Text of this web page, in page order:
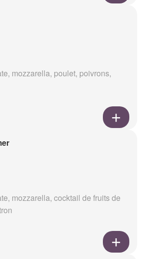
mozzarella, poulet, poivrons,
mozzarella, cocktail de fruits de